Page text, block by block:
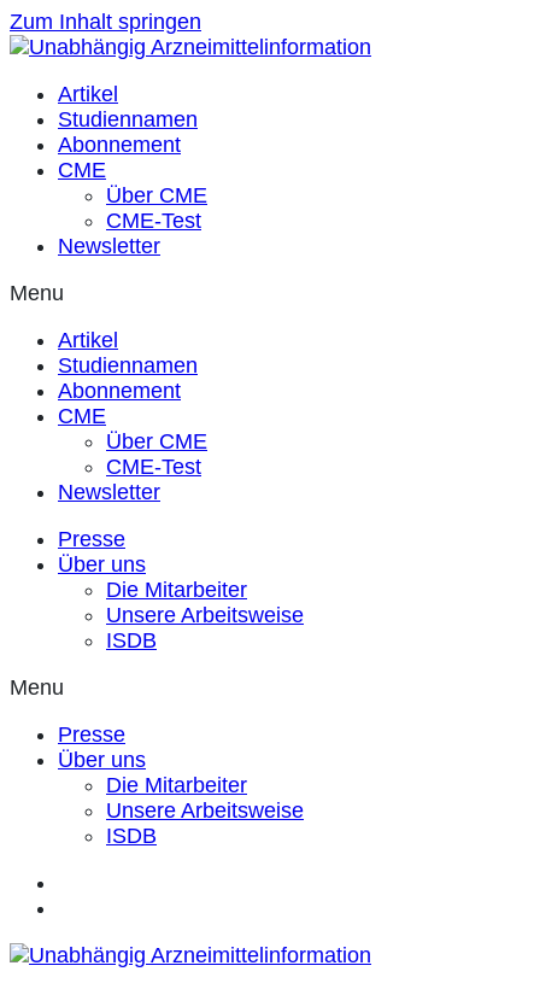
Zum Inhalt springen
Artikel
Studiennamen
Abonnement
CME
Über CME
CME-Test
Newsletter
Menu
Artikel
Studiennamen
Abonnement
CME
Über CME
CME-Test
Newsletter
Presse
Über uns
Die Mitarbeiter
Unsere Arbeitsweise
ISDB
Menu
Presse
Über uns
Die Mitarbeiter
Unsere Arbeitsweise
ISDB